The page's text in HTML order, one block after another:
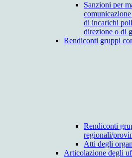
Sanzioni per
di incarichi
direzione o di
Rendiconti gruppi
Rendiconti
regionali/
Atti degli
Articolazione degli